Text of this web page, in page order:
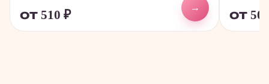
от 510 ₽
→
от